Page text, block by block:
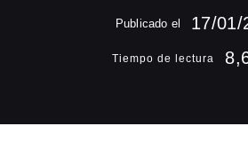
Publicado el 17/01/
Tiempo de lectura